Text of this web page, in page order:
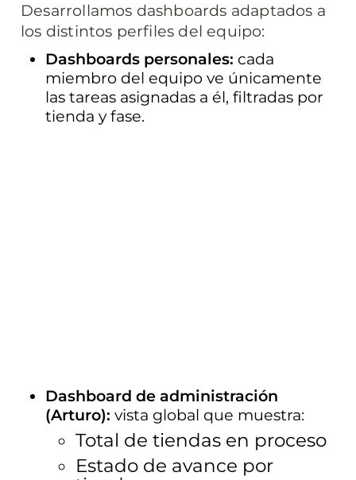
Desarrollamos dashboards adaptados a
los distintos perfiles del equipo:
Dashboards personales: cada
miembro del equipo ve únicamente
las tareas asignadas a él, filtradas por
tienda y fase.
Dashboard de administración
(Arturo): vista global que muestra:
Total de tiendas en proceso
Estado de avance por